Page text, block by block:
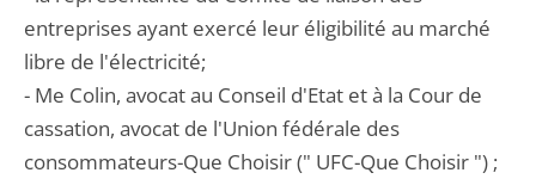
entreprises ayant exercé leur éligibilité au marché
libre de l'électricité;
- Me Colin, avocat au Conseil d'Etat et à la Cour de
cassation, avocat de l'Union fédérale des
consommateurs-Que Choisir (" UFC-Que Choisir ") ;